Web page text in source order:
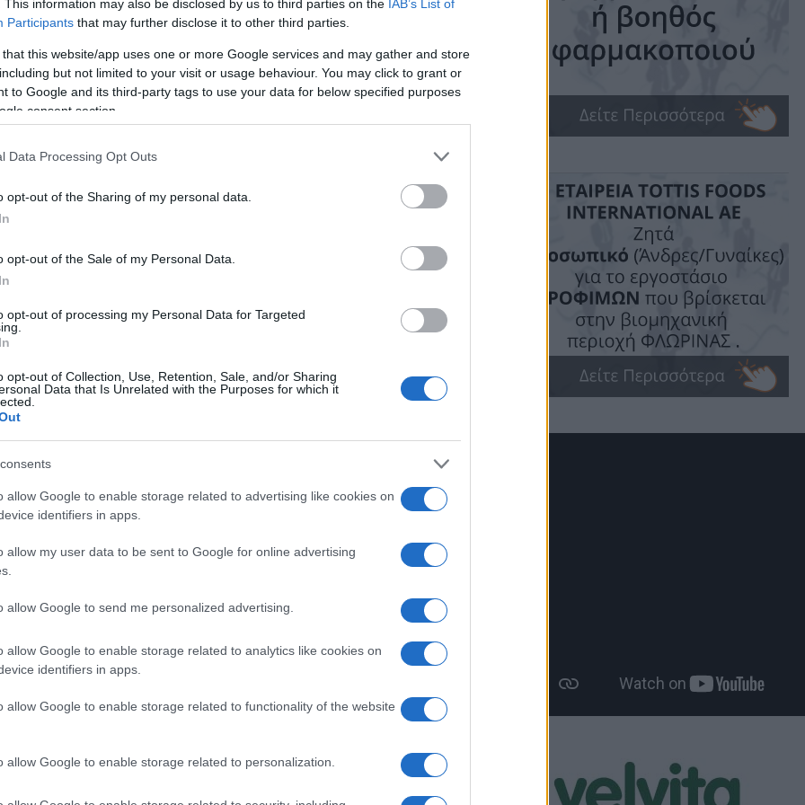
This information may also be disclosed by us to third parties on the IAB’s List of
Participants that may further disclose it to other third parties.
that this website/app uses one or more Google services and may gather and store
but not limited to your visit or usage behaviour. You may click to grant or
to Google and its third-party tags to use your data for below specified purposes
consent section.
Data Processing Opt Outs
opt-out of the Sharing of my personal data.
opt-out of the Sale of my Personal Data.
opt-out of processing my Personal Data for Targeted
opt-out of Collection, Use, Retention, Sale, and/or Sharing
Data that Is Unrelated with the Purposes for which it
allow Google to enable storage related to advertising like cookies on
identifiers in apps.
allow my user data to be sent to Google for online advertising
allow Google to send me personalized advertising.
allow Google to enable storage related to analytics like cookies on
identifiers in apps.
allow Google to enable storage related to functionality of the website
allow Google to enable storage related to personalization.
στρέμματα στη
Δίκαιης Αναπτυξιακής Μετάβασης 2021-2027
της συνεδρίασης του Περιφερειακού Συμβουλίου
όπου παρουσιάστηκαν τα απολογιστικά στοιχεία του
των χρονοδιαγραμμάτων, οι επενδύσεις που έχουν ήδη